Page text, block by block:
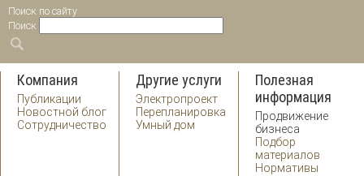
Поиск по сайту
Поиск
Компания
Публикации
Новостной блог
Сотрудничество
Другие услуги
Электропроект
Перепланировка
Умный дом
Полезная
информация
Продвижение
бизнеса
Подбор
материалов
Нормативы